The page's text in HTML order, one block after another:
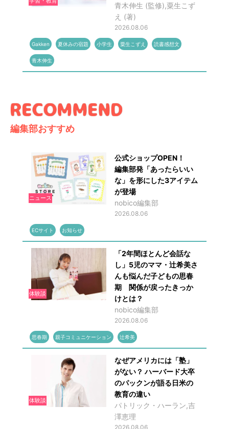
青木伸生 (監修),粟生こず
え (著)
2026.08.06
Gakken 夏休みの宿題 小学生 粟生こずえ 読書感想文
青木伸生
編集部おすすめ
ニュース
公式ショップOPEN！
編集部発「あったらいい
な」を形にした3アイテム
が登場
nobico編集部
2026.08.06
ECサイト お知らせ
体験談
「2年間ほとんど会話な
し」5児のママ・辻希美さ
んも悩んだ子どもの思春
期 関係が戻ったきっか
けとは？
nobico編集部
2026.08.06
思春期 親子コミュニケーション 辻希美
体験談
なぜアメリカには「塾」
がない？ ハーバード大卒
のパックンが語る日米の
教育の違い
パトリック・ハーラン,吉
澤恵理
2026.08.06